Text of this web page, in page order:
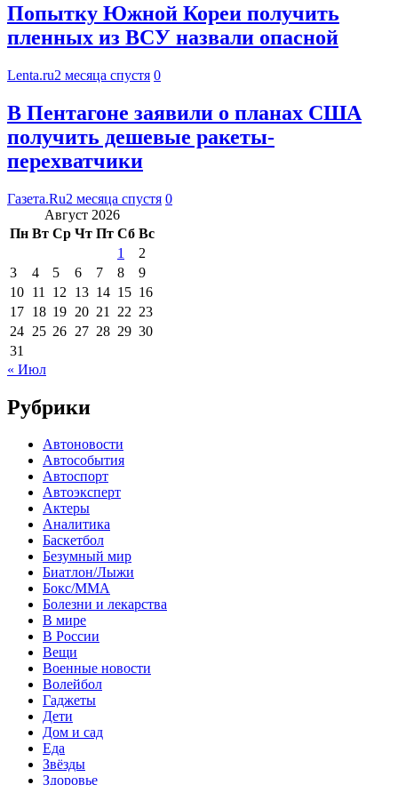
Попытку Южной Кореи получить
пленных из ВСУ назвали опасной
Lenta.ru2 месяца спустя 0
В Пентагоне заявили о планах США
получить дешевые ракеты-
перехватчики
Газета.Ru2 месяца спустя 0
Август 2026
Пн Вт Ср Чт Пт Сб Вс
1
2
3
4 5 6 7 8
9
10 11 12 13 14 15 16
17 18 19 20 21 22 23
24 25 26 27 28 29 30
31
« Июл
Рубрики
Автоновости
Автособытия
Автоспорт
Автоэксперт
Актеры
Аналитика
Баскетбол
Безумный мир
Биатлон/Лыжи
Бокс/MMA
Болезни и лекарства
В мире
В России
Вещи
Военные новости
Волейбол
Гаджеты
Дети
Дом и сад
Еда
Звёзды
Здоровье